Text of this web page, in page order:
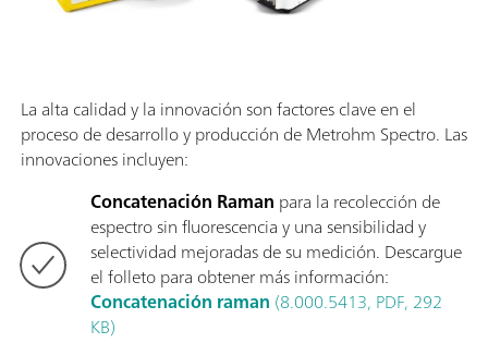
La alta calidad y la innovación son factores clave en el
proceso de desarrollo y producción de Metrohm Spectro. Las
innovaciones incluyen:
Concatenación Raman para la recolección de
espectro sin fluorescencia y una sensibilidad y
selectividad mejoradas de su medición. Descargue
el folleto para obtener más información:
Concatenación raman (8.000.5413, PDF, 292
KB)